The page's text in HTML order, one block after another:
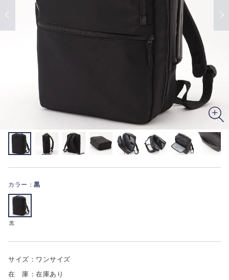
カラー： 黒
黒
サイズ：ワンサイズ
在 庫：在庫あり